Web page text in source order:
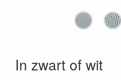
In zwart of wit